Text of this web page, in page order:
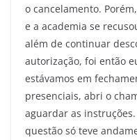
o cancelamento.
e a academia se
além de continuar
autorização, foi então
estávamos em
presenciais, abri o
aguardar as
questão só teve